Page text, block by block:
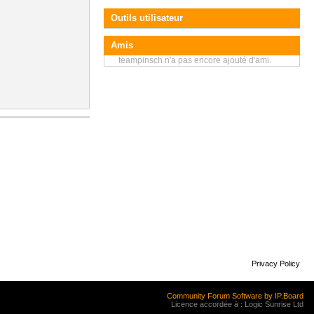
Outils utilisateur
Amis
teampinsch n'a pas encore ajouté d'ami.
Privacy Policy
Community Forum Software by IP.Board
Licence accordée à : Logic Sunrise Ltd